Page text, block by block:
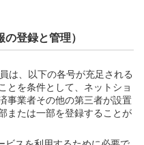
登録と管理）
は、以下の各号が充足される
とを条件として、ネットショ
事業者その他の第三者が設置
または一部を登録することが